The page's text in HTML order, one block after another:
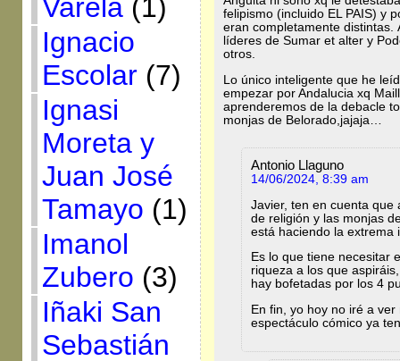
Varela(1)
Ignacio
Escolar(7)
Ignasi
Moreta y
Juan José
Tamayo (1)
Imanol
Zubero (3)
Iñaki San
Sebastián
felipismo (incluido EL PAIS) y
eran completamente distintas.
líderes de Sumar et alter y
otros.
Lo único inteligente que he
empezar por Andalucia xq
aprenderemos de la debacle
monjas de Belorado,jajaja…
Antonio Llaguno
14/06/2024, 8:39 am
Javier, ten en cuenta que
de religión y las monjas
está haciendo la extrema
Es lo que tiene necesitar
riqueza a los que
hay bofetadas por los 4
En fin, yo hoy no iré a
espectáculo cómico ya